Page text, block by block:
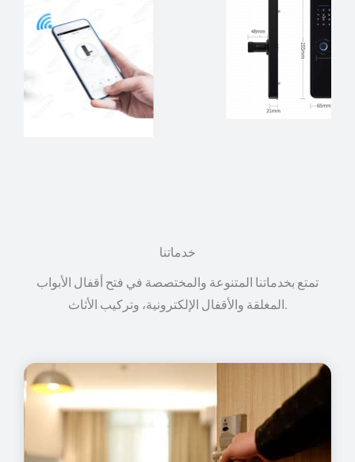
خدماتنا
تمتع بخدماتنا المتنوعة والمختصصة في فتح أقفال الأبواب